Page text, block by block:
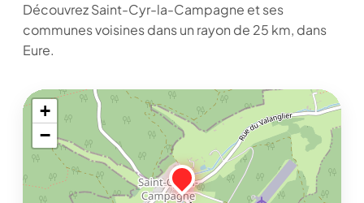
Découvrez Saint-Cyr-la-Campagne et ses
communes voisines dans un rayon de 25 km, dans
Eure.
+
−